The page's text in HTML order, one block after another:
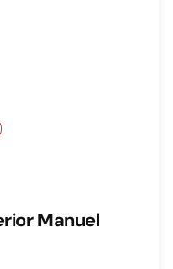
Manuel